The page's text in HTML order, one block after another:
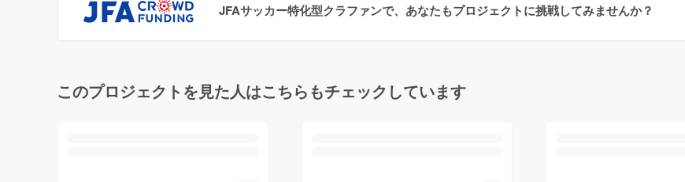
JFAサッカー特化型クラファンで、あなたもプロジェクトに挑戦してみませんか？
このプロジェクトを見た人はこちらもチェックしています